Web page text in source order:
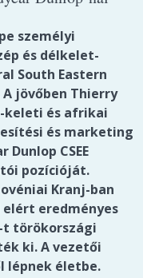
személyi
és délkelet-
South Eastern
A jövőben Thierry
keleti és afrikai
és marketing
CSEE
pozícióját.
Kranj-ban
elért eredményes
t törökországi
ki. A vezetői
lépnek életbe.